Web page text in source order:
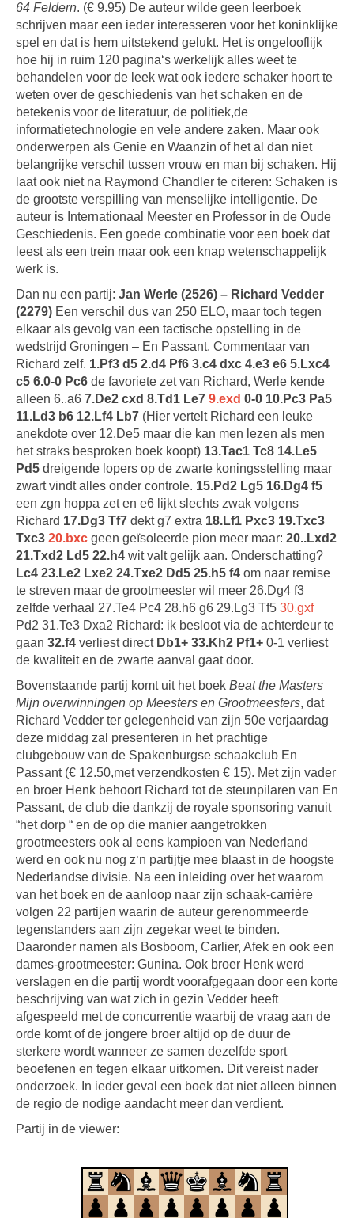
64 Feldern. (€ 9.95) De auteur wilde geen leerboek
schrijven maar een ieder interesseren voor het koninklijke
spel en dat is hem uitstekend gelukt. Het is ongelooflijk
hoe hij in ruim 120 pagina‘s werkelijk alles weet te
behandelen voor de leek wat ook iedere schaker hoort te
weten over de geschiedenis van het schaken en de
betekenis voor de literatuur, de politiek,de
informatietechnologie en vele andere zaken. Maar ook
onderwerpen als Genie en Waanzin of het al dan niet
belangrijke verschil tussen vrouw en man bij schaken. Hij
laat ook niet na Raymond Chandler te citeren: Schaken is
de grootste verspilling van menselijke intelligentie. De
auteur is Internationaal Meester en Professor in de Oude
Geschiedenis. Een goede combinatie voor een boek dat
leest als een trein maar ook een knap wetenschappelijk
werk is.
Dan nu een partij: Jan Werle (2526) – Richard Vedder
(2279) Een verschil dus van 250 ELO, maar toch tegen
elkaar als gevolg van een tactische opstelling in de
wedstrijd Groningen – En Passant. Commentaar van
Richard zelf. 1.Pf3 d5 2.d4 Pf6 3.c4 dxc 4.e3 e6 5.Lxc4
c5 6.0-0 Pc6 de favoriete zet van Richard, Werle kende
alleen 6..a6 7.De2 cxd 8.Td1 Le7 9.exd 0-0 10.Pc3 Pa5
11.Ld3 b6 12.Lf4 Lb7 (Hier vertelt Richard een leuke
anekdote over 12.De5 maar die kan men lezen als men
het straks besproken boek koopt) 13.Tac1 Tc8 14.Le5
Pd5 dreigende lopers op de zwarte koningsstelling maar
zwart vindt alles onder controle. 15.Pd2 Lg5 16.Dg4 f5
een zgn hoppa zet en e6 lijkt slechts zwak volgens
Richard 17.Dg3 Tf7 dekt g7 extra 18.Lf1 Pxc3 19.Txc3
Txc3 20.bxc geen geïsoleerde pion meer maar: 20..Lxd2
21.Txd2 Ld5 22.h4 wit valt gelijk aan. Onderschatting?
Lc4 23.Le2 Lxe2 24.Txe2 Dd5 25.h5 f4 om naar remise
te streven maar de grootmeester wil meer 26.Dg4 f3
zelfde verhaal 27.Te4 Pc4 28.h6 g6 29.Lg3 Tf5 30.gxf
Pd2 31.Te3 Dxa2 Richard: ik besloot via de achterdeur te
gaan 32.f4 verliest direct Db1+ 33.Kh2 Pf1+ 0-1 verliest
de kwaliteit en de zwarte aanval gaat door.
Bovenstaande partij komt uit het boek Beat the Masters
Mijn overwinningen op Meesters en Grootmeesters, dat
Richard Vedder ter gelegenheid van zijn 50e verjaardag
deze middag zal presenteren in het prachtige
clubgebouw van de Spakenburgse schaakclub En
Passant (€ 12.50,met verzendkosten € 15). Met zijn vader
en broer Henk behoort Richard tot de steunpilaren van En
Passant, de club die dankzij de royale sponsoring vanuit
“het dorp “ en de op die manier aangetrokken
grootmeesters ook al eens kampioen van Nederland
werd en ook nu nog z‘n partijtje mee blaast in de hoogste
Nederlandse divisie. Na een inleiding over het waarom
van het boek en de aanloop naar zijn schaak-carrière
volgen 22 partijen waarin de auteur gerenommeerde
tegenstanders aan zijn zegekar weet te binden.
Daaronder namen als Bosboom, Carlier, Afek en ook een
dames-grootmeester: Gunina. Ook broer Henk werd
verslagen en die partij wordt voorafgegaan door een korte
beschrijving van wat zich in gezin Vedder heeft
afgespeeld met de concurrentie waarbij de vraag aan de
orde komt of de jongere broer altijd op de duur de
sterkere wordt wanneer ze samen dezelfde sport
beoefenen en tegen elkaar uitkomen. Dit vereist nader
onderzoek. In ieder geval een boek dat niet alleen binnen
de regio de nodige aandacht meer dan verdient.
Partij in de viewer: